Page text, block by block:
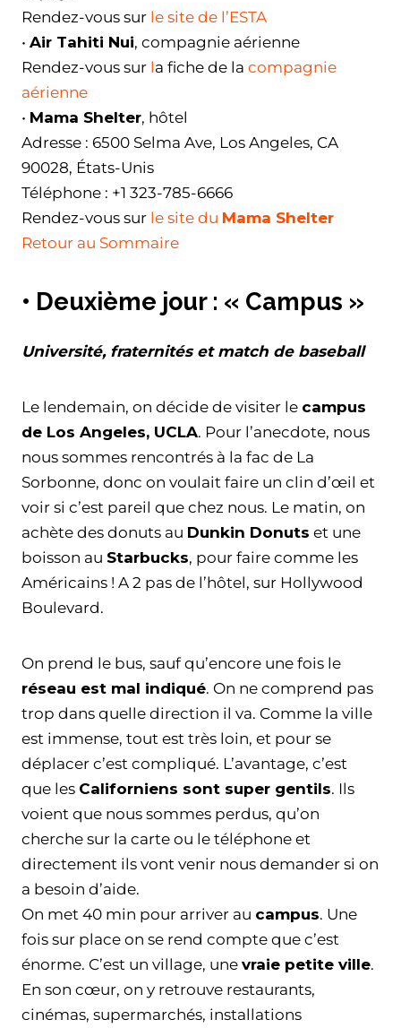
Rendez-vous sur le site de l’ESTA
• Air Tahiti Nui, compagnie aérienne
Rendez-vous sur la fiche de la compagnie
aérienne
• Mama Shelter, hôtel
Adresse : 6500 Selma Ave, Los Angeles, CA
90028, États-Unis
Téléphone : +1 323-785-6666
Rendez-vous sur le site du Mama Shelter
Retour au Sommaire
• Deuxième jour : « Campus »
Université, fraternités et match de baseball
Le lendemain, on décide de visiter le campus
de Los Angeles, UCLA. Pour l’anecdote, nous
nous sommes rencontrés à la fac de La
Sorbonne, donc on voulait faire un clin d’œil et
voir si c’est pareil que chez nous. Le matin, on
achète des donuts au Dunkin Donuts et une
boisson au Starbucks, pour faire comme les
Américains ! A 2 pas de l’hôtel, sur Hollywood
Boulevard.
On prend le bus, sauf qu’encore une fois le
réseau est mal indiqué. On ne comprend pas
trop dans quelle direction il va. Comme la ville
est immense, tout est très loin, et pour se
déplacer c’est compliqué. L’avantage, c’est
que les Californiens sont super gentils. Ils
voient que nous sommes perdus, qu’on
cherche sur la carte ou le téléphone et
directement ils vont venir nous demander si on
a besoin d’aide.
On met 40 min pour arriver au campus. Une
fois sur place on se rend compte que c’est
énorme. C’est un village, une vraie petite ville.
En son cœur, on y retrouve restaurants,
cinémas, supermarchés, installations